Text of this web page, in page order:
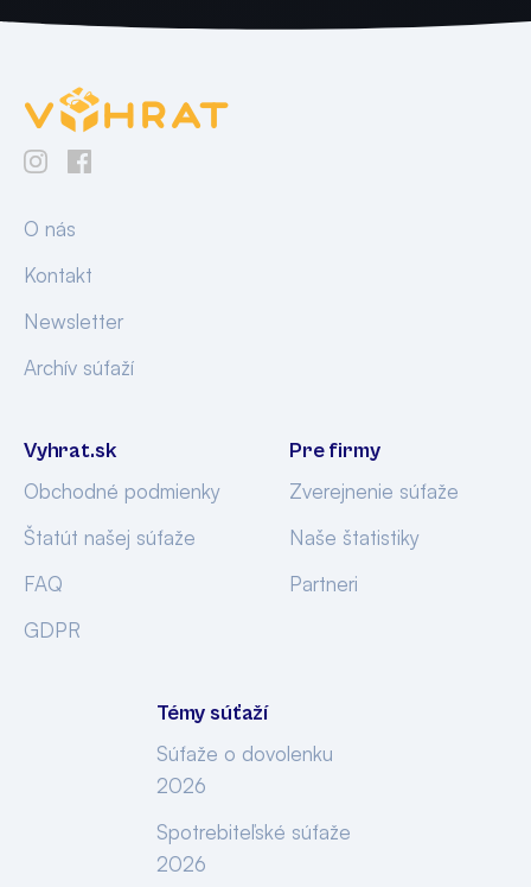
O nás
Kontakt
Newsletter
Archív súťaží
Vyhrat.sk
Obchodné podmienky
Štatút našej súťaže
FAQ
GDPR
Pre firmy
Zverejnenie súťaže
Naše štatistiky
Partneri
Témy súťaží
Súťaže o dovolenku
2026
Spotrebiteľské súťaže
2026